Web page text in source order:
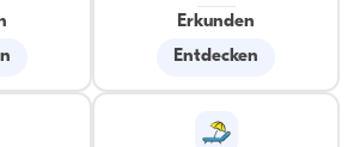
Erkunden
Entdecken